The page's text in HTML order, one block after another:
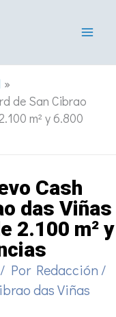
de San Cibrao
m² y 6.800
Cash
das Viñas
2.100 m² y
/ Por Redacción /
das Viñas